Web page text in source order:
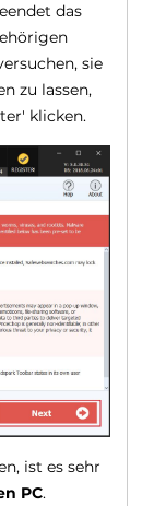
das
sie
zu lassen,
klicken.
ist es sehr
PC.